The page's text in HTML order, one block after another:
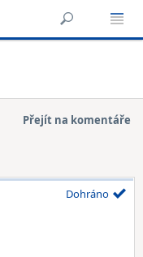
Přejít na komentáře
Dohráno